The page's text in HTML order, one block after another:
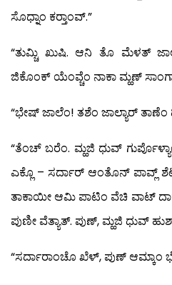
ಸೊಧ್ನಾಂ ಕರ್‍ತಾಂವ್.”
“ತುಮ್ಚಿ ಖುಷಿ. ಆನಿ ತೊ ಮೆಳತ್
ಜಿಕೊಂಕ್ ಯೆಂವ್ಚೆಂ ನಾಕಾ ಮ್ಹಣ್
“ಭೇಷ್ ಜಾಲೆಂ! ತಶೆಂ ಜಾಲ್ಯಾರ್
“ತೆಂಚ್ ಬರೆಂ. ಮ್ಹಜಿ ಧುವ್
ಎಕ್ಲೊ – ಸರ್ದಾರ್ ಆಂತೊನ್
ತಾಕಾಯೀ ಆಮಿ ಪಾಟಿಂ ವೆಚಿ ವಾಟ್
ಪುಣೀ ವೆತ್ಯಾತ್. ಪುಣ್, ಮ್ಹಜಿ ಧುವ್
“ಸರ್ದಾರಾಂಚೊ ಖೆಳ್, ಪುಣ್ ಆಮ್ಕಾಂ